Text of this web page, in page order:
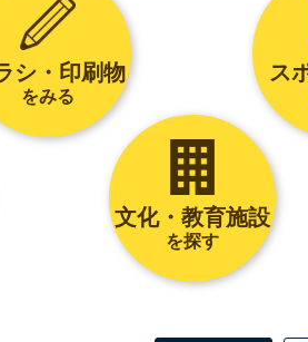
シ・印刷物
をみる
ス
文化・教育施設
を探す